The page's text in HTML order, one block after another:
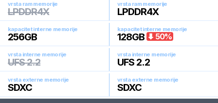
vrsta ram memorije
LPDDR4X
vrsta ram memorije
LPDDR4X
kapacitet interne memorije
256GB
kapacitet interne memorije
128GB 50%
vrsta interne memorije
UFS 2.2
vrsta interne memorije
UFS 2.2
vrsta externe memorije
SDXC
vrsta externe memorije
SDXC